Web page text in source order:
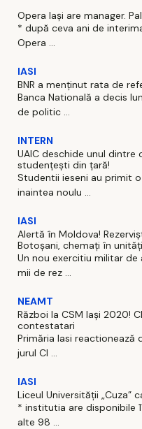
Opera Iași are manager.
* după ceva ani de
Opera ...
IASI
BNR a menținut rata de
Banca Natională a decis
de politic ...
INTERN
UAIC deschide unul dintre
studențești din țară!
Studentii ieseni au primit
inaintea noulu ...
IASI
Alertă în Moldova!
Botoșani, chemați în
Un nou exercitiu militar
mii de rez ...
NEAMT
Război la CSM Iași 2020!
contestatari
Primăria Iasi reactionează
jurul Cl ...
IASI
Liceul Universității
* institutia are disponibile
alte 98 ...